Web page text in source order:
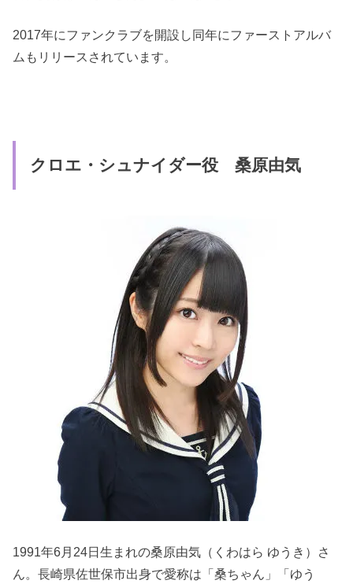
2017年にファンクラブを開設し同年にファーストアルバ
ムもリリースされています。
クロエ・シュナイダー役 桑原由気
1991年6月24日生まれの桑原由気（くわはら ゆうき）さ
ん。長崎県佐世保市出身で愛称は「桑ちゃん」「ゆう